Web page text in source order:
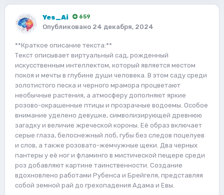
Yes_Ai 659
Опубликовано 24 декабря, 2024
**Краткое описание текста:**
Текст описывает виртуальный сад, рожденный
искусственным интеллектом, который является местом
покоя и мечты в глубине души человека. В этом саду среди
золотистого песка и черного мрамора процветают
необычные растения, а атмосферу дополняют яркие
розово-окрашенные птицы и прозрачные водоемы. Особое
внимание уделено девушке, символизирующей древнюю
загадку и величие жреческой короны. Её образ включает
серые глаза, белоснежный лоб, губы без следов поцелуев
и слов, а также розовато-жемчужные щеки. Два черных
пантеры у её ног и фламинго в мистической пещере среди
роз добавляют картине таинственности. Создание
вдохновлено работами Рубенса и Брейгеля, представляя
собой земной рай до грехопадения Адама и Евы.